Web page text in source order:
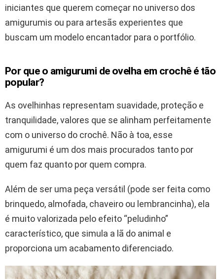
iniciantes que querem começar no universo dos
amigurumis ou para artesãs experientes que
buscam um modelo encantador para o portfólio.
Por que o amigurumi de ovelha em crochê é tão
popular?
As ovelhinhas representam suavidade, proteção e
tranquilidade, valores que se alinham perfeitamente
com o universo do crochê. Não à toa, esse
amigurumi é um dos mais procurados tanto por
quem faz quanto por quem compra.
Além de ser uma peça versátil (pode ser feita como
brinquedo, almofada, chaveiro ou lembrancinha), ela
é muito valorizada pelo efeito “peludinho”
característico, que simula a lã do animal e
proporciona um acabamento diferenciado.